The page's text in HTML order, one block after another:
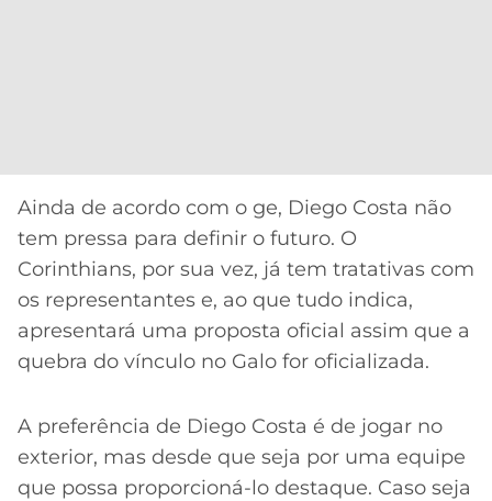
Ainda de acordo com o ge, Diego Costa não
tem pressa para definir o futuro. O
Corinthians, por sua vez, já tem tratativas com
os representantes e, ao que tudo indica,
apresentará uma proposta oficial assim que a
quebra do vínculo no Galo for oficializada.
A preferência de Diego Costa é de jogar no
exterior, mas desde que seja por uma equipe
que possa proporcioná-lo destaque. Caso seja